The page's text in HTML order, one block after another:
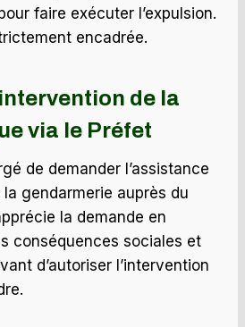
faire exécuter l’expulsion.
encadrée.
de la
via le Préfet
de demander l’assistance
gendarmerie auprès du
la demande en
conséquences sociales et
d’autoriser l’intervention